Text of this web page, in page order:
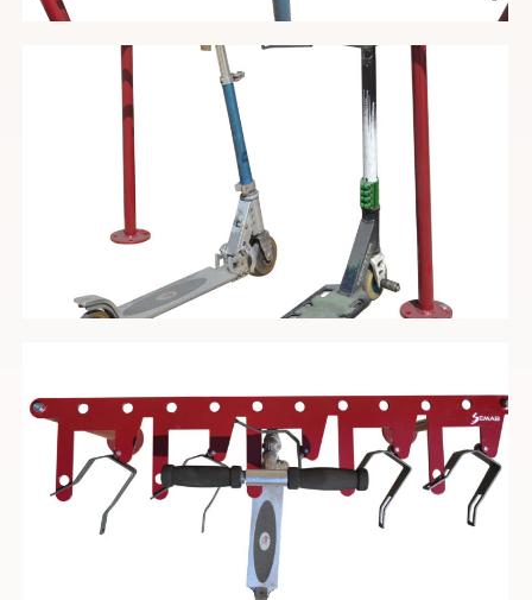
Información básica sobre protección de